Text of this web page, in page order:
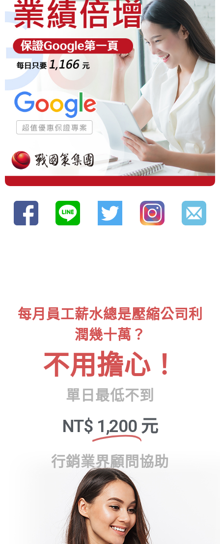
每月員工薪水總是壓縮公司利
潤幾十萬？
不用擔心！
單日最低不到
NT$ 1,200 元
行銷業界顧問協助